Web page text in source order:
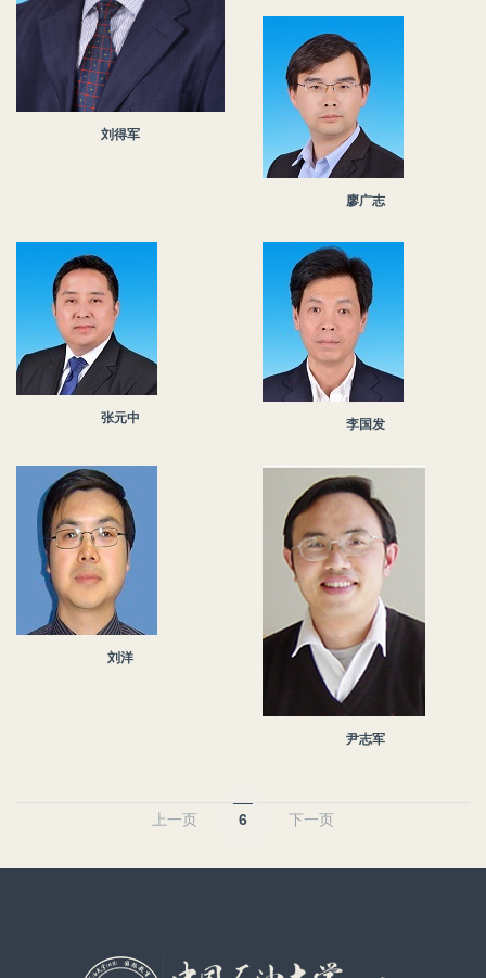
刘得军
廖广志
张元中 李国发
刘洋
尹志军
上一页 6 下一页